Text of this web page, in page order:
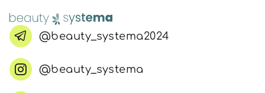
@beauty_systema2024
@beauty_systema